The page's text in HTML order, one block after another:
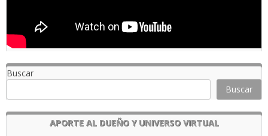
Buscar
Buscar
APORTE AL DUEÑO Y UNIVERSO VIRTUAL